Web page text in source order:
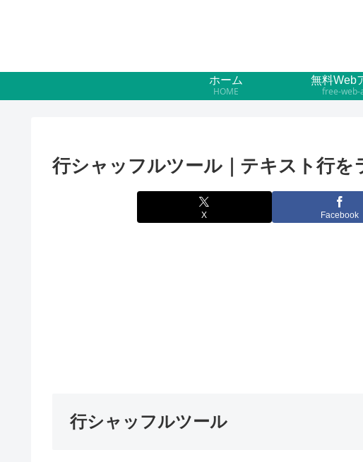
ホーム
HOME
無料Web
free-web-
行シャッフルツール｜テキスト行を
X Facebook
行シャッフルツール